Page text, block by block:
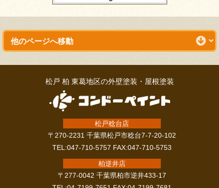
松戸 柏 東葛地区の外壁塗装・屋根塗装
松戸稔台店
〒270-2231 千葉県松戸市稔台7-7-20-102
TEL:047-710-5757 FAX:047-710-5753
柏逆井店
〒277-0042 千葉県柏市逆井433-17